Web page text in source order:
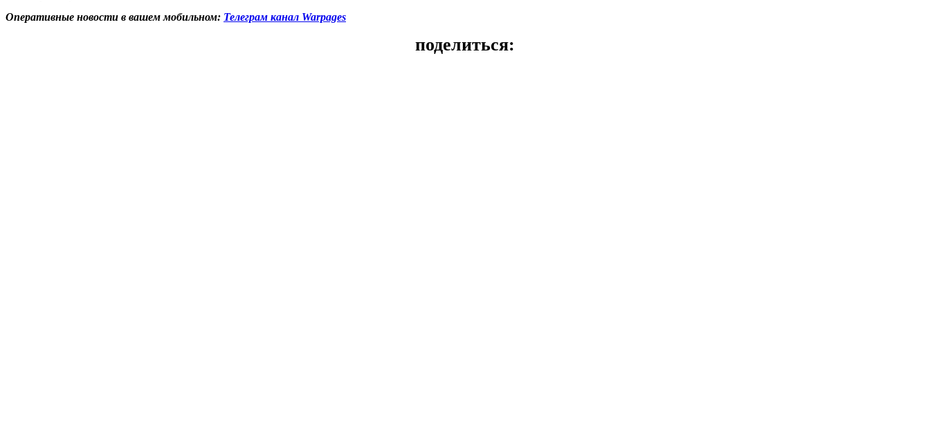
Оперативные новости в вашем мобильном: Телеграм канал Warpages
поделиться: